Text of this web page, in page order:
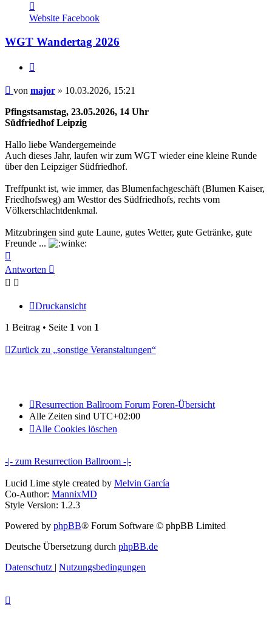
von
major
Website Facebook
WGT Wandertag 2026
Beitrag
von major » 10.03.2026, 15:21
Pfingstsamstag, 23.05.2026, 14 Uhr
Südfriedhof Leipzig
Hallo liebe Wandergemeinde
Auch dieses Jahr, laufen wir zum WGT wieder eine kleine Runde
über den Leipziger Südfriedhof.
Treffpunkt ist, wie immer, das Blumenfachgeschäft (Blumen Kaiser,
Friedhofsweg) am Westtor des Südfriedhofs, rechts vom
Völkerschlachtdenkmal.
Mitzubringen sind gute Laune, gutes Wetter, gute Getränke, gute
Freunde ...
oben
Antworten
Druckansicht
1 Beitrag • Seite 1 von 1
Zurück zu „sonstige Veranstaltungen“
Resurrection Ballroom Forum Foren-Übersicht
Alle Zeiten sind UTC+02:00
Alle Cookies löschen
-|- zum Resurrection Ballroom -|-
Lucid Lime style created by Melvin García
Co-Author: MannixMD
Style Version: 1.2.3
Powered by phpBB® Forum Software © phpBB Limited
Deutsche Übersetzung durch phpBB.de
Datenschutz | Nutzungsbedingungen